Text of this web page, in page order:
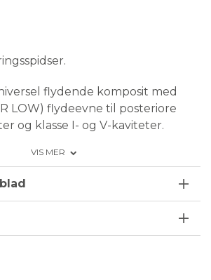
flydende komposit med
LOW) flydeevne til posteriore
og klasse I- og V-kaviteter.
takket være Kuraray
De lette
VIS MER